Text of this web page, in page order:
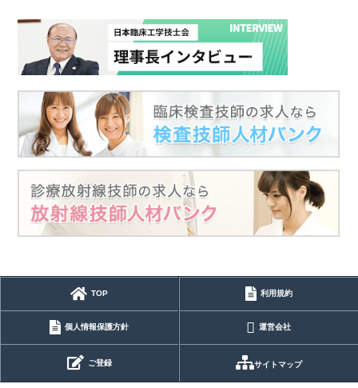
TOP 利用規約
個人情報保護方針 運営会社
ご登録 サイトマップ